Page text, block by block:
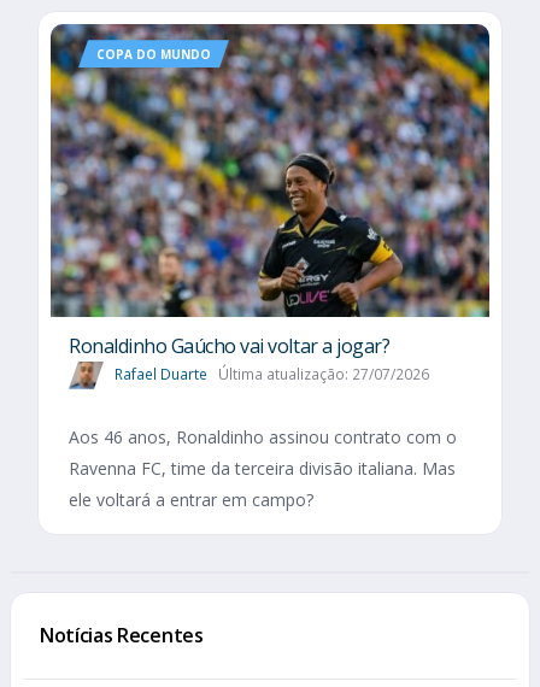
COPA DO MUNDO
Ronaldinho Gaúcho vai voltar a jogar?
Rafael Duarte Última atualização: 27/07/2026
Aos 46 anos, Ronaldinho assinou contrato com o
Ravenna FC, time da terceira divisão italiana. Mas
ele voltará a entrar em campo?
Notícias Recentes